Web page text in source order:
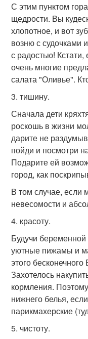
С этим пунктом
щедрости. Вы
хлопотное, и вот
возню с судочками
с радостью!
очень многие
салата "Оливье".
3. тишину.
Сначала дети
роскошь в жизни
дарите не
пойди и посмотри
Подарите ей
город, как
В том случае, если
невесомости и
4. красоту.
Будучи
уютные пижамы и
этого
Захотелось
кормления.
нижнего белья,
парикмахерские
5. чистоту.